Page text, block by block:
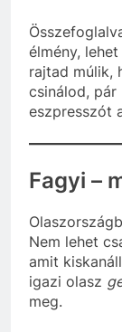
élmény,
rajtad múlik,
csinálod, pár
eszpresszót
Fagyi –
Nem lehet
amit
igazi olasz
meg.